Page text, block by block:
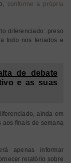
conforme a própria
diferenciado: preso
todo nos feriados e
de debate
e as suas
ainda em
aos finais de semana
apenas informar
relatório sobre